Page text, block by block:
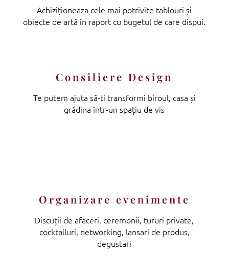
Achiziționeaza cele mai potrivite tablouri și
obiecte de artă în raport cu bugetul de care dispui.
Consiliere Design
Te putem ajuta să-ti transformi biroul, casa și
grădina într-un spațiu de vis
Organizare evenimente
Discuții de afaceri, ceremonii, tururi private,
cocktailuri, networking, lansari de produs,
degustari